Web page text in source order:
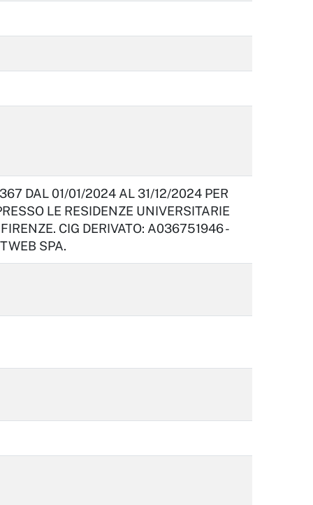
DAL 01/01/2024 AL 31/12/2024 PER
LE RESIDENZE UNIVERSITARIE
CIG DERIVATO: A036751946 -
SPA.